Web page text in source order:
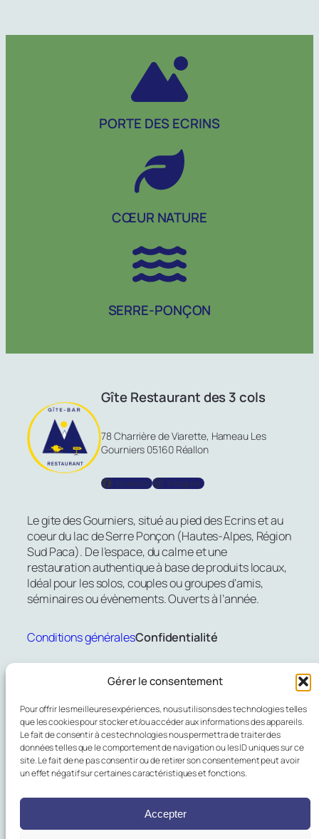
Gérer le consentement
Pour offrir les meilleures expériences, nous utilisons des technologies telles
que les cookies pour stocker et/ou accéder aux informations des appareils.
Le fait de consentir à ces technologies nous permettra de traiter des
données telles que le comportement de navigation ou les ID uniques sur ce
site. Le fait de ne pas consentir ou de retirer son consentement peut avoir
un effet négatif sur certaines caractéristiques et fonctions.
Accepter
PORTE DES ECRINS
CŒUR NATURE
SERRE-PONÇON
Gîte Restaurant des 3 cols
78 Charrière de Viarette, Hameau Les
Gourniers 05160 Réallon
Facebook Instagram
Le gite des Gourniers, situé au pied des Ecrins et au
coeur du lac de Serre Ponçon (Hautes-Alpes, Région
Sud Paca). De l’espace, du calme et une
restauration authentique à base de produits locaux,
Idéal pour les solos, couples ou groupes d’amis,
séminaires ou évènements. Ouverts à l’année.
Conditions généralesConfidentialité
Gîte de groupe
Gite sur Serre-Ponçon
Activités à proximité
Réserver 06.10.74.16.34
Coordonnées GPS